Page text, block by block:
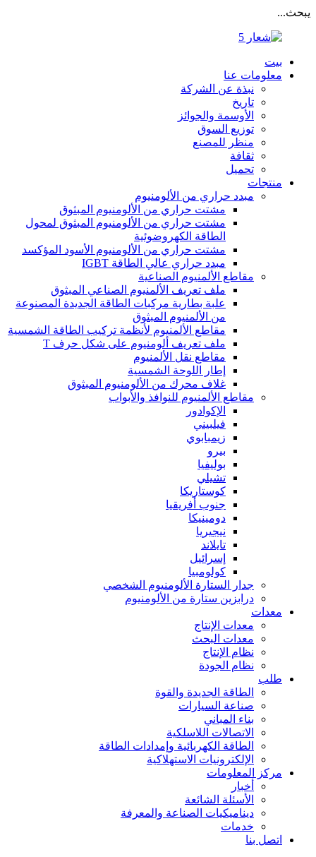
يبحث...
بيت
معلومات عنا
نبذة عن الشركة
تاريخ
الأوسمة والجوائز
توزيع السوق
منظر للمصنع
ثقافة
تحميل
منتجات
مبدد حراري من الألومنيوم
مشتت حراري من الألومنيوم المبثوق
مشتت حراري من الألومنيوم المبثوق لمحول
الطاقة الكهروضوئية
مشتت حراري من الألومنيوم الأسود المؤكسد
مبدد حراري عالي الطاقة IGBT
مقاطع الألمنيوم الصناعية
ملف تعريف الألمنيوم الصناعي المبثوق
علبة بطارية مركبات الطاقة الجديدة المصنوعة
من الألمنيوم المبثوق
مقاطع الألمنيوم لأنظمة تركيب الطاقة الشمسية
ملف تعريف ألومنيوم على شكل حرف T
مقاطع نقل الألمنيوم
إطار اللوحة الشمسية
غلاف محرك من الألومنيوم المبثوق
مقاطع الألمنيوم للنوافذ والأبواب
الإكوادور
فيلبيني
زيمبابوي
بيرو
بوليفيا
تشيلي
كوستاريكا
جنوب أفريقيا
دومينيكا
نيجيريا
تايلاند
إسرائيل
كولومبيا
جدار الستارة الألومنيوم الشخصي
درابزين ستارة من الألومنيوم
معدات
معدات الإنتاج
معدات البحث
نظام الإنتاج
نظام الجودة
طلب
الطاقة الجديدة والقوة
صناعة السيارات
بناء المباني
الاتصالات اللاسلكية
الطاقة الكهربائية وإمدادات الطاقة
الإلكترونيات الاستهلاكية
مركز المعلومات
أخبار
الأسئلة الشائعة
ديناميكيات الصناعة والمعرفة
خدمات
اتصل بنا